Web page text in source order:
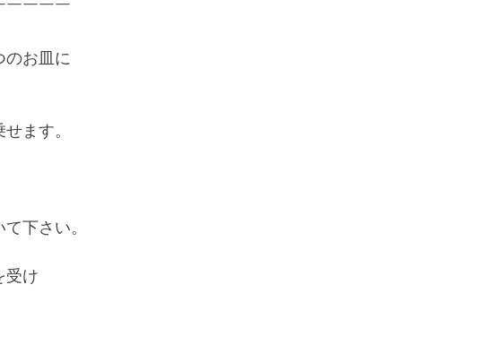
￣￣￣
お皿に
ます。
下さい。
け